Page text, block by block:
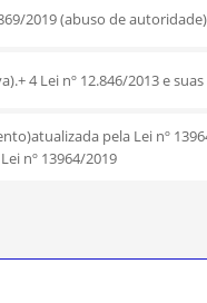
2019 (abuso de
4 Lei nº 12.846/2013 e
pela Lei nº
nº 13964/2019